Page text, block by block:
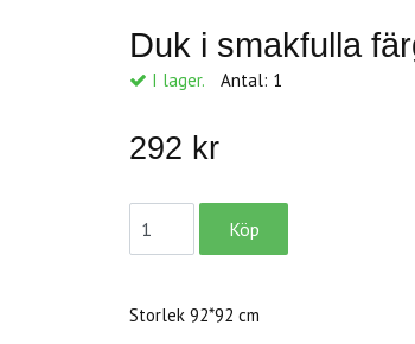
Duk i smakfulla
I lager. Antal: 1
292 kr
Storlek 92*92 cm